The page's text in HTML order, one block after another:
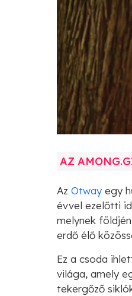
AZ
Az Otway egy
évvel ezelőtti
melynek
erdő élő
Ez a csoda
világa, amely
tekergőző